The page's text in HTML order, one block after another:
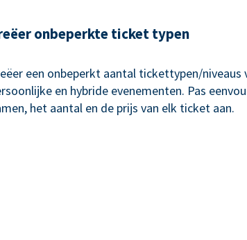
onbeperkte ticket typen
een onbeperkt aantal tickettypen/niveaus
en hybride evenementen. Pas
het aantal en de prijs van elk ticket aan.